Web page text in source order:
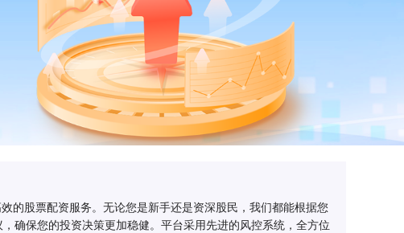
的股票配资服务。无论您是新手还是资深股民，我们都能根据您
确保您的投资决策更加稳健。平台采用先进的风控系统，全方位